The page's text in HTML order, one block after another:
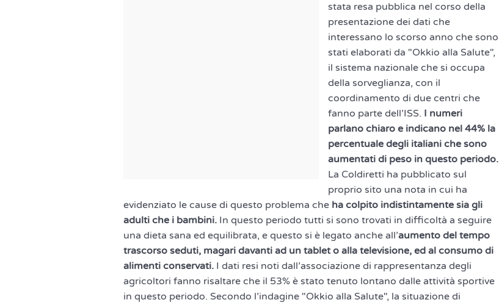
stata resa pubblica nel corso della
presentazione dei dati che
interessano lo scorso anno che sono
stati elaborati da "Okkio alla Salute",
il sistema nazionale che si occupa
della sorveglianza, con il
coordinamento di due centri che
fanno parte dell’ISS. I numeri
parlano chiaro e indicano nel 44% la
percentuale degli italiani che sono
aumentati di peso in questo periodo.
La Coldiretti ha pubblicato sul
proprio sito una nota in cui ha
evidenziato le cause di questo problema che ha colpito indistintamente sia gli
adulti che i bambini. In questo periodo tutti si sono trovati in difficoltà a seguire
una dieta sana ed equilibrata, e questo si è legato anche all’aumento del tempo
trascorso seduti, magari davanti ad un tablet o alla televisione, ed al consumo di
alimenti conservati. I dati resi noti dall’associazione di rappresentanza degli
agricoltori fanno risaltare che il 53% è stato tenuto lontano dalle attività sportive
in questo periodo. Secondo l’indagine "Okkio alla Salute", la situazione di